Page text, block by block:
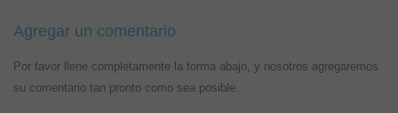
Agregar un comentario
Por favor llene completamente la forma abajo, y nosotros agregaremos
su comentario tan pronto como sea posible.